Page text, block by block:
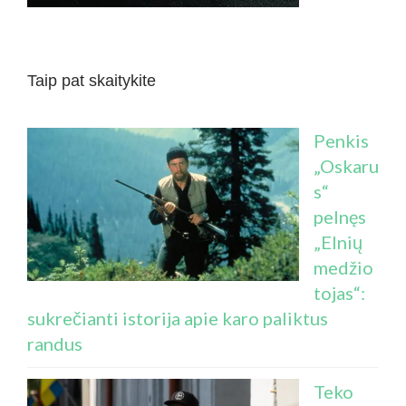
Taip pat skaitykite
Penkis
„Oskaru
s“
pelnęs
„Elnių
medžio
tojas“:
sukrečianti istorija apie karo paliktus
randus
Teko